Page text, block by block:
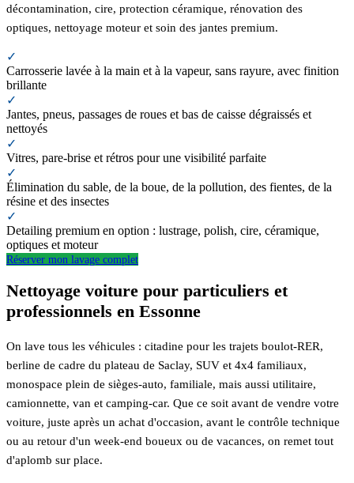
décontamination, cire, protection céramique, rénovation des
optiques, nettoyage moteur et soin des jantes premium.
✓
Carrosserie lavée à la main et à la vapeur, sans rayure, avec finition
brillante
✓
Jantes, pneus, passages de roues et bas de caisse dégraissés et
nettoyés
✓
Vitres, pare-brise et rétros pour une visibilité parfaite
✓
Élimination du sable, de la boue, de la pollution, des fientes, de la
résine et des insectes
✓
Detailing premium en option : lustrage, polish, cire, céramique,
optiques et moteur
Réserver mon lavage complet
Nettoyage voiture pour particuliers et
professionnels en Essonne
On lave tous les véhicules : citadine pour les trajets boulot-RER,
berline de cadre du plateau de Saclay, SUV et 4x4 familiaux,
monospace plein de sièges-auto, familiale, mais aussi utilitaire,
camionnette, van et camping-car. Que ce soit avant de vendre votre
voiture, juste après un achat d'occasion, avant le contrôle technique
ou au retour d'un week-end boueux ou de vacances, on remet tout
d'aplomb sur place.